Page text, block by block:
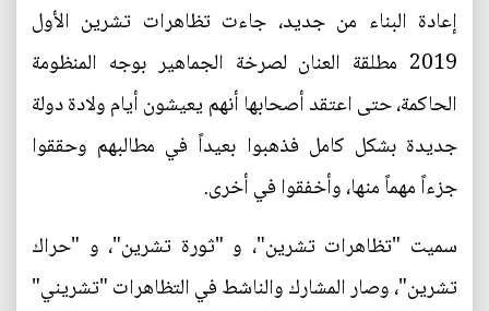
إعادة البناء من جديد، جاءت تظاهرات تشرين الأول
2019 مطلقة العنان لصرخة الجماهير بوجه المنظومة
الحاكمة، حتى اعتقد أصحابها أنهم يعيشون أيام ولادة دولة
جديدة بشكل كامل فذهبوا بعيداً في مطالبهم وحققوا
جزءاً مهماً منها، وأخفقوا في أخرى.
سميت "تظاهرات تشرين"، و "ثورة تشرين"، و "حراك
تشرين"، وصار المشارك والناشط في التظاهرات "تشريني"